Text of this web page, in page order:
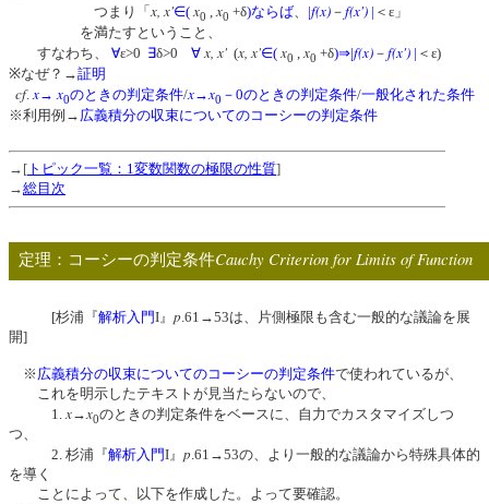
つまり「x, x'∈( x0 ,x0 +δ)ならば、 |f(x) － f(x') | ＜ε」
を満たすということ、
すなわち、 ∀ε>0 ∃δ>0 ∀ x, x' (x, x'∈( x0 x0 +δ)⇒|f(x) － f(x') | ＜ε)
※なぜ？→証明
cf.x→x0のときの判定条件/x→x0 －0のときの判定条件/一般化された条件
※利用例→ 広義積分の収束についてのコーシーの判定条件
→[ トピック一覧：1変数関数の極限の性質]
→総目次
定理：コーシーの判定条件Cauchy Criterion for Limits of Function
[杉浦『解析入門I』 p .61→53は、片側極限も含む一般的な議論を展
開]
※ 広義積分の収束についてのコーシーの判定条件で使われているが、
これを明示したテキストが見当たらないので、
1. x→ x0のときの判定条件をベースに、自力でカスタマイズしつ
つ、
2. 杉浦『解析入門I』 p.61→53の、より一般的な議論から特殊具体的
を導く
ことによって、以下を作成した。よって要確認。